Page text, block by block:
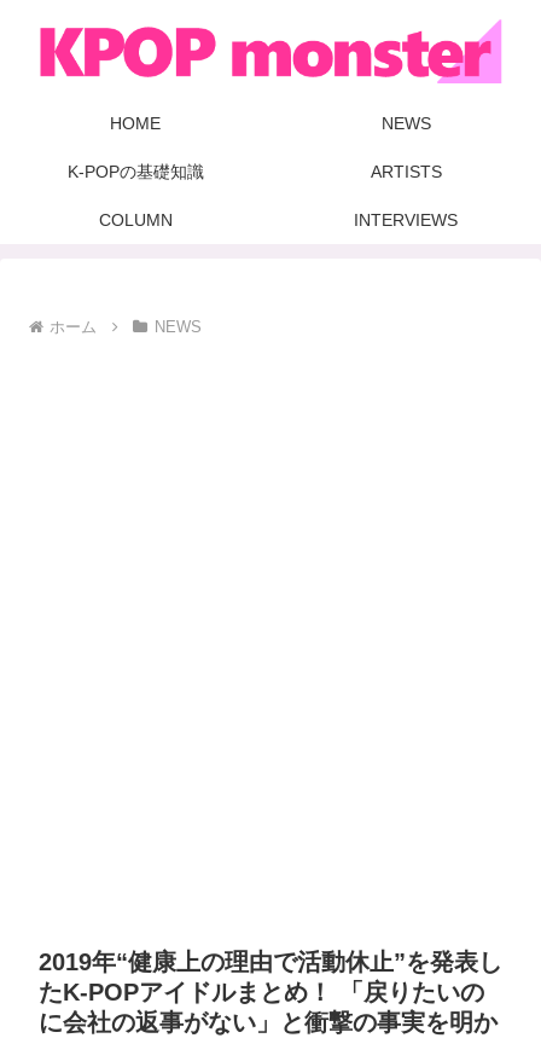
HOME NEWS
K-POPの基礎知識 ARTISTS
COLUMN INTERVIEWS
ホーム NEWS
2019年“健康上の理由で活動休止”を発表し
たK-POPアイドルまとめ！ 「戻りたいの
に会社の返事がない」と衝撃の事実を明か